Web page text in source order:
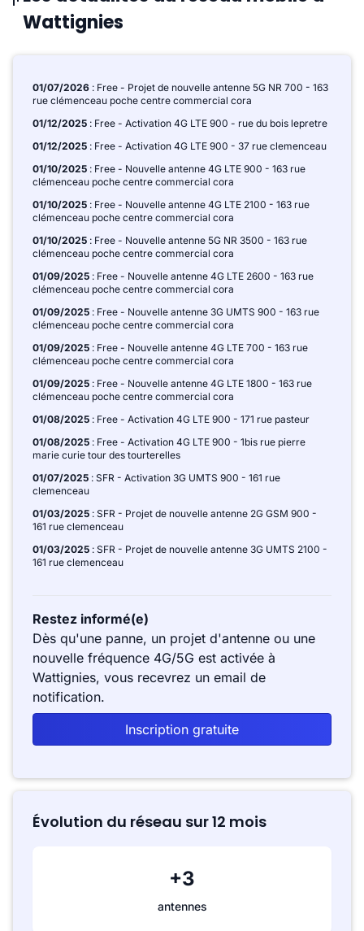
Wattignies
01/07/2026 : Free - Projet de nouvelle antenne 5G NR 700 - 163
rue clémenceau poche centre commercial cora
01/12/2025 : Free - Activation 4G LTE 900 - rue du bois lepretre
01/12/2025 : Free - Activation 4G LTE 900 - 37 rue clemenceau
01/10/2025 : Free - Nouvelle antenne 4G LTE 900 - 163 rue
clémenceau poche centre commercial cora
01/10/2025 : Free - Nouvelle antenne 4G LTE 2100 - 163 rue
clémenceau poche centre commercial cora
01/10/2025 : Free - Nouvelle antenne 5G NR 3500 - 163 rue
clémenceau poche centre commercial cora
01/09/2025 : Free - Nouvelle antenne 4G LTE 2600 - 163 rue
clémenceau poche centre commercial cora
01/09/2025 : Free - Nouvelle antenne 3G UMTS 900 - 163 rue
clémenceau poche centre commercial cora
01/09/2025 : Free - Nouvelle antenne 4G LTE 700 - 163 rue
clémenceau poche centre commercial cora
01/09/2025 : Free - Nouvelle antenne 4G LTE 1800 - 163 rue
clémenceau poche centre commercial cora
01/08/2025 : Free - Activation 4G LTE 900 - 171 rue pasteur
01/08/2025 : Free - Activation 4G LTE 900 - 1bis rue pierre
marie curie tour des tourterelles
01/07/2025 : SFR - Activation 3G UMTS 900 - 161 rue
clemenceau
01/03/2025 : SFR - Projet de nouvelle antenne 2G GSM 900 -
161 rue clemenceau
01/03/2025 : SFR - Projet de nouvelle antenne 3G UMTS 2100 -
161 rue clemenceau
Restez informé(e)
Dès qu'une panne, un projet d'antenne ou une
nouvelle fréquence 4G/5G est activée à
Wattignies, vous recevrez un email de
notification.
Inscription gratuite
Évolution du réseau sur 12 mois
+3
antennes